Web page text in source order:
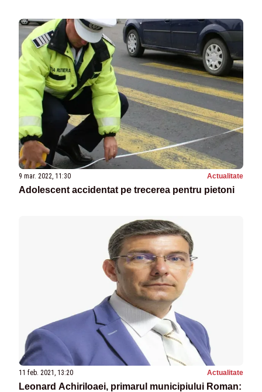
9 mar. 2022, 11:30 Actualitate
Adolescent accidentat pe trecerea pentru pietoni
11 feb. 2021, 13:20 Actualitate
Leonard Achiriloaei, primarul municipiului Roman: